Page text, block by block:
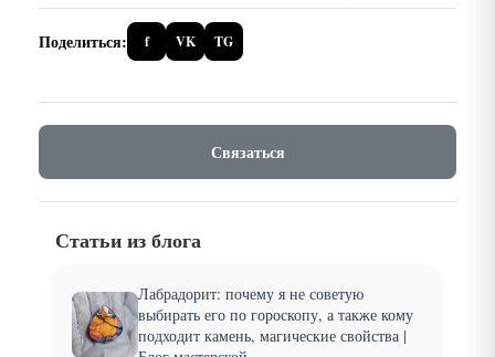
Поделиться: f VK TG
Связаться
Статьи из блога
Лабрадорит: почему я не советую
выбирать его по гороскопу, а также кому
подходит камень, магические свойства |